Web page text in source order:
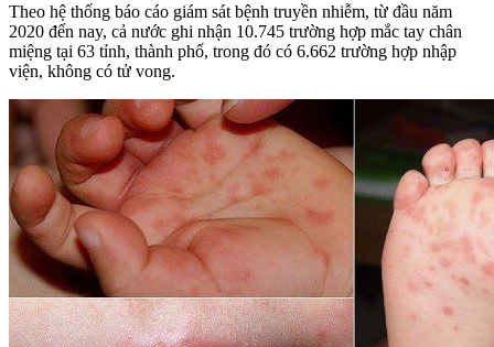
Theo hệ thống báo cáo giám sát bệnh truyền nhiễm, từ đầu năm
2020 đến nay, cả nước ghi nhận 10.745 trường hợp mắc tay chân
miệng tại 63 tỉnh, thành phố, trong đó có 6.662 trường hợp nhập
viện, không có tử vong.